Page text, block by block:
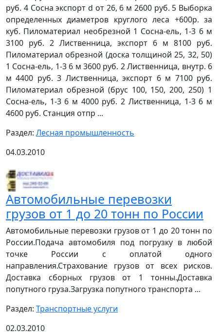
руб. 4 Сосна экспорт d от 26, 6 м 2600 руб. 5 Выборка
определенных диаметров круглого леса +600р. за
куб. Пиломатериал необрезной 1 Сосна-ель, 1-3 6 м
3100 руб. 2 Лиственница, экспорт 6 м 8100 руб.
Пиломатериал обрезной (доска толщиной 25, 32, 50)
1 Сосна-ель, 1-3 6 м 3600 руб. 2 Лиственница, внутр. 6
м 4400 руб. 3 Лиственница, экспорт 6 м 7100 руб.
Пиломатериал обрезной (брус 100, 150, 200, 250) 1
Сосна-ель, 1-3 6 м 4000 руб. 2 Лиственница, 1-3 6 м
4600 руб. Станция отпр ...
Раздел: Лесная промышленность
04.03.2010
Автомобильные перевозки
грузов от 1 до 20 тонн по России
Автомобильные перевозки грузов от 1 до 20 тонн по
России.Подача автомобиля под погрузку в любой
точке России с оплатой одного
направления.Страхование грузов от всех рисков.
Доставка сборных грузов от 1 тонны.Доставка
попутного груза.Загрузка попутного транспорта ...
Раздел: Транспортные услуги
02.03.2010